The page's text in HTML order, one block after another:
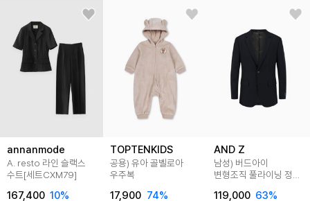
annanmode
A. resto 라인 슬랙스
수트[세트CXM79]
167,400 10%
TOPTENKIDS
공용) 유아 골벨로아
우주복
17,900 74%
AND Z
남성) 버드아이
변형조직 풀라이닝 정장
119,000 63%